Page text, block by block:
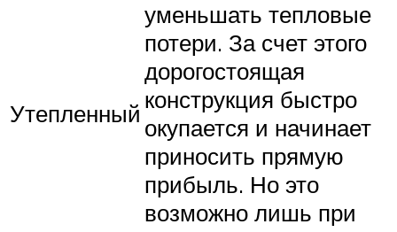
Утепленный
уменьшать тепловые
потери. За счет этого
дорогостоящая
конструкция быстро
окупается и начинает
приносить прямую
прибыль. Но это
возможно лишь при